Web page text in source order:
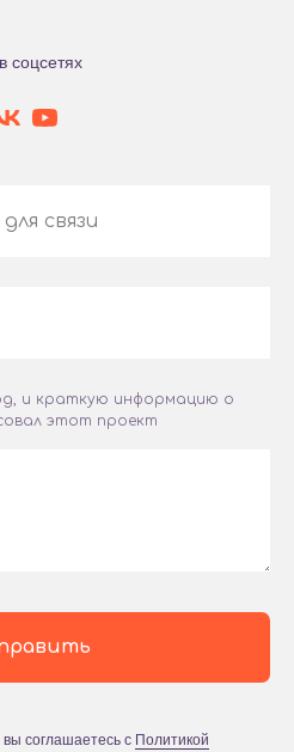
соцсетях
связи
и краткую информацию о
этот проект
соглашаетесь с Политикой